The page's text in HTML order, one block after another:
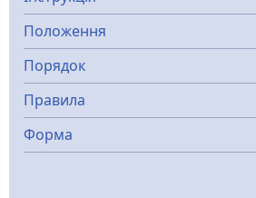
Положення
Порядок
Правила
Форма